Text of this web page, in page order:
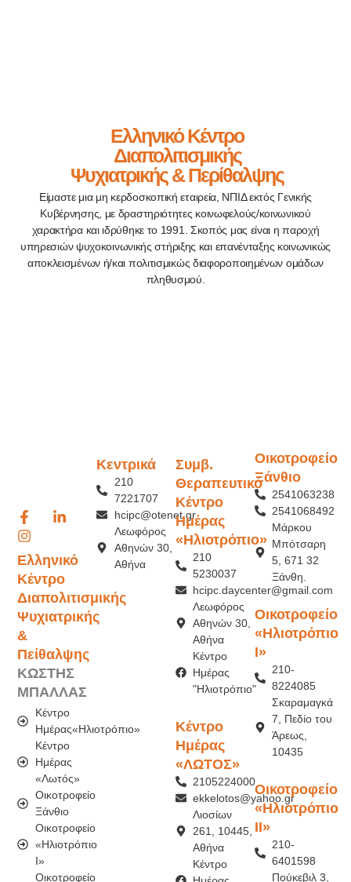
Ελληνικό Κέντρο
Διαπολιτισμικής
Ψυχιατρικής & Περίθαλψης
Είμαστε μια μη κερδοσκοπική εταιρεία, ΝΠΙΔ εκτός Γενικής
Κυβέρνησης, με δραστηριότητες κοινωφελούς/κοινωνικού
χαρακτήρα και ιδρύθηκε το 1991. Σκοπός μας είναι η παροχή
υπηρεσιών ψυχοκοινωνικής στήριξης και επανένταξης κοινωνικώς
αποκλεισμένων ή/και πολιτισμικώς διαφοροποιημένων ομάδων
πληθυσμού.
Ελληνικό
Κέντρο
Διαπολιτισμικής
Ψυχιατρικής
&
Πείθαλψης
ΚΩΣΤΗΣ
ΜΠΑΛΛΑΣ
Κέντρο
Ημέρας«Ηλιοτρόπιο»
Κέντρο
Ημέρας
«Λωτός»
Οικοτροφείο
Ξάνθιο
Οικοτροφείο
«Ηλιοτρόπιο
Ι»
Οικοτροφείο
Κεντρικά
210
7221707
hcipc@otenet.gr
Λεωφόρος
Αθηνών 30,
Αθήνα
Συμβ.
Θεραπευτικό
Κέντρο
Ημέρας
«Ηλιοτρόπιο»
210
5230037
hcipc.daycenter@gmail.com
Λεωφόρος
Αθηνών 30,
Αθήνα
Κέντρο
Ημέρας
"Ηλιοτρόπιο"
Κέντρο
Ημέρας
«ΛΩΤΟΣ»
2105224000
ekkelotos@yahoo.gr
Λιοσίων
261, 10445,
Αθήνα
Κέντρο
Οικοτροφείο
Ξάνθιο
2541063238
2541068492
Μάρκου
Μπότσαρη
5, 671 32
Ξάνθη.
Οικοτροφείο
«Ηλιοτρόπιο
Ι»
210-
8224085
Σκαραμαγκά
7, Πεδίο του
Άρεως,
10435
Οικοτροφείο
«Ηλιοτρόπιο
ΙI»
210-
6401598
Πούκεβιλ 3,